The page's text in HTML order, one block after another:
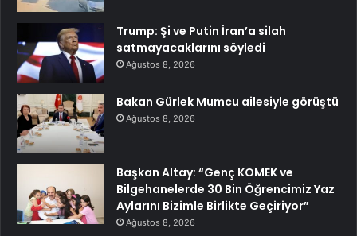
Trump: Şi ve Putin İran’a silah
satmayacaklarını söyledi
Ağustos 8, 2026
Bakan Gürlek Mumcu ailesiyle görüştü
Ağustos 8, 2026
Başkan Altay: “Genç KOMEK ve
Bilgehanelerde 30 Bin Öğrencimiz Yaz
Aylarını Bizimle Birlikte Geçiriyor”
Ağustos 8, 2026